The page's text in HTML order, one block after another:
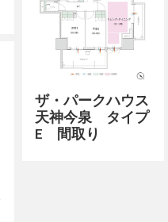
ザ・パークハウス
天神今泉 タイプ
E 間取り